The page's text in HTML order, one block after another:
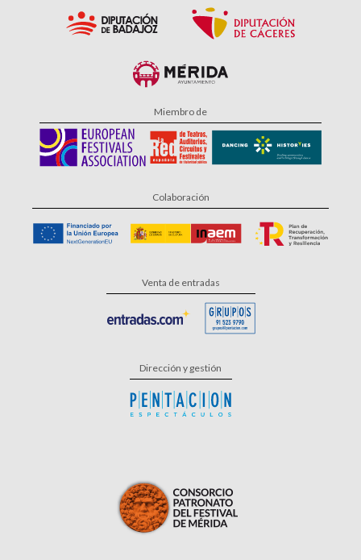
Miembro de
Colaboración
Venta de entradas
Dirección y gestión